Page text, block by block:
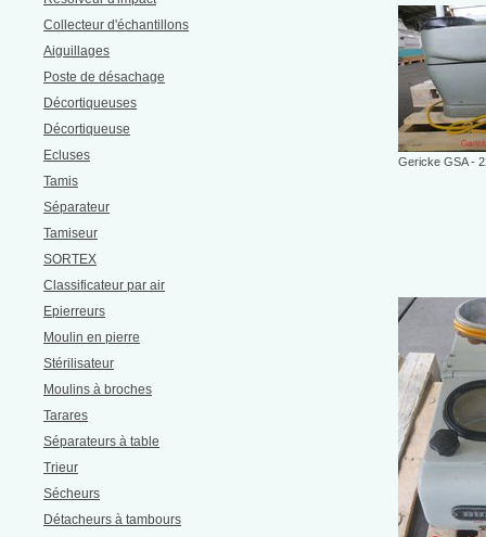
Collecteur d'échantillons
Aiguillages
Poste de désachage
Décortiqueuses
Décortiqueuse
Ecluses
Tamis
Séparateur
Tamiseur
SORTEX
Classificateur par air
Epierreurs
Moulin en pierre
Stérilisateur
Moulins à broches
Tarares
Séparateurs à table
Trieur
Sécheurs
Détacheurs à tambours
Gericke GSA -